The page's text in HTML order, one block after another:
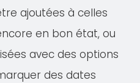
ajoutées à celles
en bon état, ou
avec des options
des dates